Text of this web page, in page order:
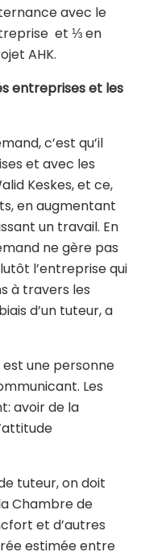
avec le
et ⅓ en
AHK.
entreprises et les
c’est qu’il
et avec les
Keskes, et ce,
en augmentant
un travail. En
ne gère pas
l’entreprise qui
à travers les
d’un tuteur, a
une personne
Les
avoir de la
tuteur, on doit
Chambre de
et d’autres
estimée entre